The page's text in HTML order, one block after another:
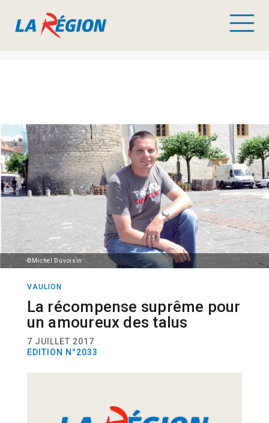
©Michel Duvoisin
VAULION
La récompense suprême pour
un amoureux des talus
7 JUILLET 2017
EDITION N°2033